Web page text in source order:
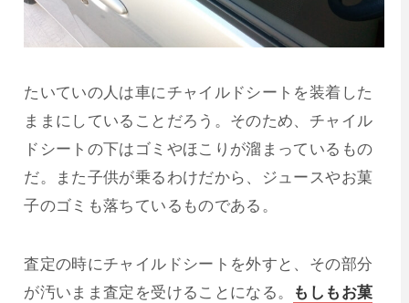
たいていの人は車にチャイルドシートを装着した
ままにしていることだろう。そのため、チャイル
ドシートの下はゴミやほこりが溜まっているもの
だ。また子供が乗るわけだから、ジュースやお菓
子のゴミも落ちているものである。
査定の時にチャイルドシートを外すと、その部分
が汚いまま査定を受けることになる。
もしもお菓